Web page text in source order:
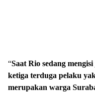
“Saat Rio sedang
ketiga terduga pelaku
merupakan warga